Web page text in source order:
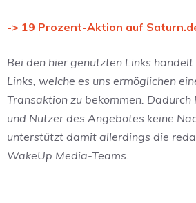
-> 19 Prozent-Aktion auf
Bei den hier genutzten Links
Links, welche es uns ermöglichen
Transaktion zu bekommen.
und Nutzer des Angebotes keine
unterstützt damit allerdings die
WakeUp Media-Teams.